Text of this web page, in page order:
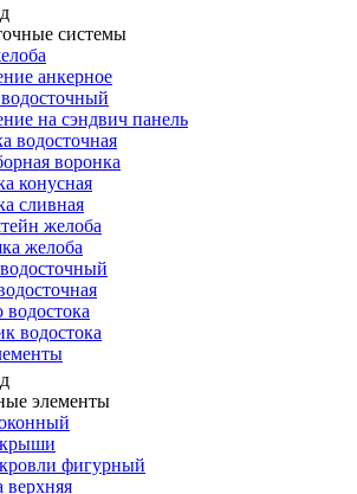
системы
анкерное
на сэндвич панель
водосточная
воронка
конусная
сливная
желоба
желоба
водостока
водостока
элементы
фигурный
верхняя